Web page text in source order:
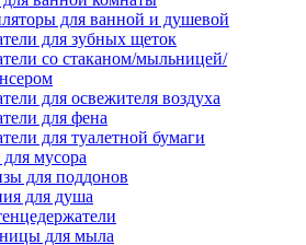
для ванной и душевой
для зубных щеток
со стаканом/мыльницей/
для освежителя воздуха
для фена
для туалетной бумаги
мусора
для поддонов
для душа
для мыла